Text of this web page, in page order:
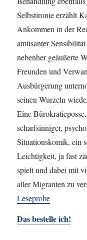
Selbstironie erzählt
Ankommen in der
amüsanter
nebenher geäußerte
Freunden und
Ausbürgerung
seinen Wurzeln
Eine
scharfsinniger,
Situationskomik, ein
Leichtigkeit, ja fast
spielt und dabei mit
aller Migranten zu
Leseprobe
Das bestelle ich!